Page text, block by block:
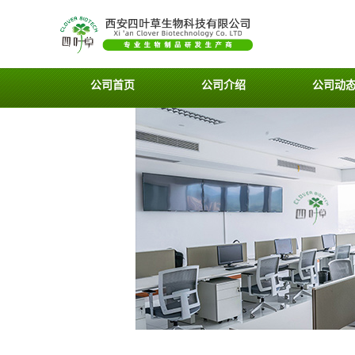
公司首页 公司介绍 公司动